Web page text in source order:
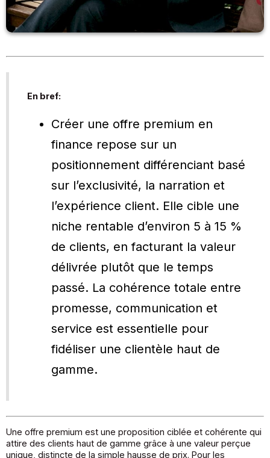
En bref:
Créer une offre premium en
finance repose sur un
positionnement différenciant basé
sur l’exclusivité, la narration et
l’expérience client. Elle cible une
niche rentable d’environ 5 à 15 %
de clients, en facturant la valeur
délivrée plutôt que le temps
passé. La cohérence totale entre
promesse, communication et
service est essentielle pour
fidéliser une clientèle haut de
gamme.
Une offre premium est une proposition ciblée et cohérente qui
attire des clients haut de gamme grâce à une valeur perçue
unique, distincte de la simple hausse de prix. Pour les